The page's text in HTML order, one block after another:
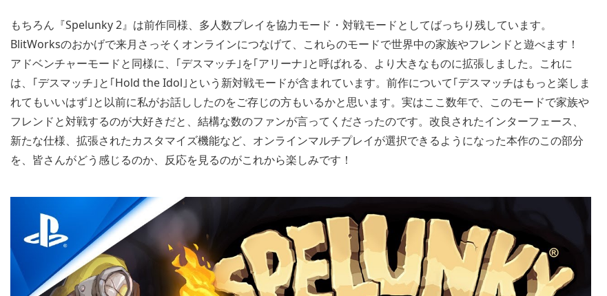
もちろん『Spelunky 2』は前作同様、多人数プレイを協力モード・対戦モードとしてばっちり残しています。
BlitWorksのおかげで来月さっそくオンラインにつなげて、これらのモードで世界中の家族やフレンドと遊べます！
アドベンチャーモードと同様に、｢デスマッチ｣を｢アリーナ｣と呼ばれる、より大きなものに拡張しました。これに
は、｢デスマッチ｣と｢Hold the Idol｣という新対戦モードが含まれています。前作について｢デスマッチはもっと楽しま
れてもいいはず｣と以前に私がお話ししたのをご存じの方もいるかと思います。実はここ数年で、このモードで家族や
フレンドと対戦するのが大好きだと、結構な数のファンが言ってくださったのです。改良されたインターフェース、
新たな仕様、拡張されたカスタマイズ機能など、オンラインマルチプレイが選択できるようになった本作のこの部分
を、皆さんがどう感じるのか、反応を見るのがこれから楽しみです！